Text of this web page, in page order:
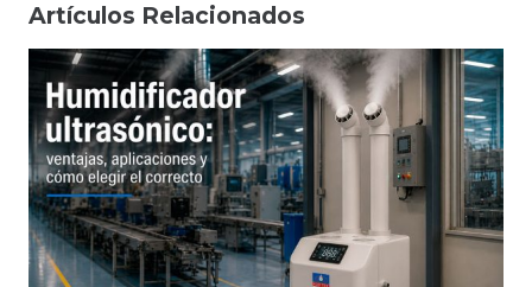
Artículos Relacionados